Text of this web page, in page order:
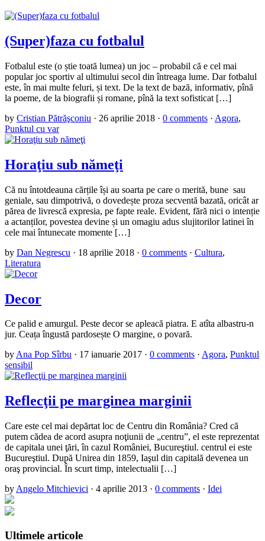
(Super)faza cu fotbalul
Fotbalul este (o știe toată lumea) un joc – probabil că e cel mai
popular joc sportiv al ultimului secol din întreaga lume. Dar fotbalul
este, în mai multe feluri, și text. De la text de bază, informativ, pînă
la poeme, de la biografii și romane, pînă la text sofisticat […]
by Cristian Pătrăşconiu · 26 aprilie 2018 · 0 comments · Agora,
Punktul cu var
Horaţiu sub nămeţi
Că nu întotdeauna cărțile își au soarta pe care o merită, bune sau
geniale, sau dimpotrivă, o dovedește proza secventă bazată, oricât ar
părea de livrescă expresia, pe fapte reale. Evident, fără nici o intenție
a actanților, povestea devine și un omagiu adus slujitorilor latinei în
cele mai întunecate momente […]
by Dan Negrescu · 18 aprilie 2018 · 0 comments · Cultura,
Literatura
Decor
Ce palid e amurgul. Peste decor se apleacă piatra. E atîta albastru-n
jur. Ceața îngustă pardosește O margine, o povară.
byAna Pop Sîrbu · 17 ianuarie 2017 · 0 comments · Agora, Punktul
sensibil
Reflecţii pe marginea marginii
Care este cel mai depărtat loc de Centru din România? Cred că
putem cădea de acord asupra noţiunii de „centru”, el este reprezentat
de capitala unei ţări, în cazul României, Bucureştiul. centrul ei este
Bucureştiul. După Unirea din 1859, Iaşul din capitală devenea un
oraş provincial. În scurt timp, intelectualii […]
by Angelo Mitchievici · 4 aprilie 2013 · 0 comments · Idei
Ultimele articole